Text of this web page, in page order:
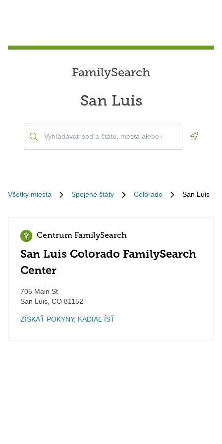
FamilySearch
San Luis
Všetky miesta Spojené štáty Colorado San Luis
Centrum FamilySearch
San Luis Colorado FamilySearch
Center
705 Main St
San Luis CO 81152
ZÍSKAŤ POKYNY, KADIAĽ ÍSŤ